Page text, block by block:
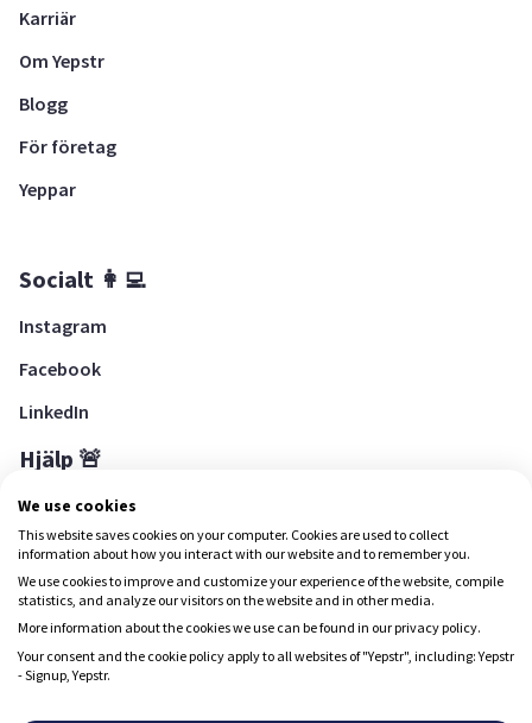
Karriär
Om Yepstr
Blogg
För företag
Yeppar
Socialt 👩‍💻
Instagram
Facebook
LinkedIn
Hjälp 🚨
Hjälpcenter
Ladda ned Yepstr
Ladda ned Yepstr
We use cookies
This website saves cookies on your computer. Cookies are used to collect
information about how you interact with our website and to remember you.
We use cookies to improve and customize your experience of the website, compile
statistics, and analyze our visitors on the website and in other media.
More information about the cookies we use can be found in our privacy policy.
Your consent and the cookie policy apply to all websites of "Yepstr", including: Yepstr
- Signup, Yepstr.